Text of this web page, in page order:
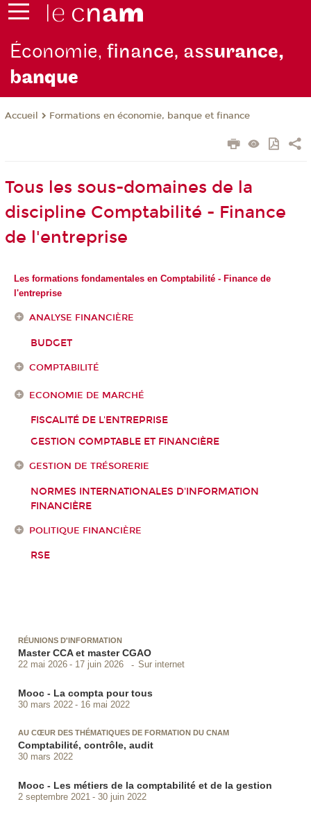
Économie,finance, assurance,
banque
Accueil Formations en économie, banque et finance
Tous les sous-domaines de la
discipline Comptabilité - Finance
de l'entreprise
Les formations fondamentales en Comptabilité - Finance de
l'entreprise
ANALYSE FINANCIÈRE
BUDGET
COMPTABILITÉ
ECONOMIE DE MARCHÉ
FISCALITÉ DE L'ENTREPRISE
GESTION COMPTABLE ET FINANCIÈRE
GESTION DE TRÉSORERIE
NORMES INTERNATIONALES D'INFORMATION
FINANCIÈRE
POLITIQUE FINANCIÈRE
RSE
RÉUNIONS D'INFORMATION
Master CCA et master CGAO
22 mai 2026 17 juin 2026 Sur internet
Mooc - La compta pour tous
30 mars 2022 16 mai 2022
AU CŒUR DES THÉMATIQUES DE FORMATION DU CNAM
Comptabilité, contrôle, audit
30 mars 2022
Mooc - Les métiers de la comptabilité et de la gestion
2 septembre 2021 30 juin 2022